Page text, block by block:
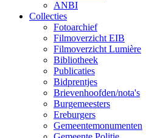
ANBI
Collecties
Fotoarchief
Filmoverzicht EIB
Filmoverzicht Lumière
Bibliotheek
Publicaties
Bidprentjes
Brievenhoofden/nota's
Burgemeesters
Ereburgers
Gemeentemonumenten